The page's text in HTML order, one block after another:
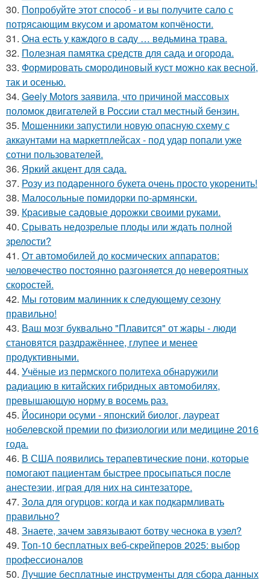
30. Пoпробуйте этот спocoб - и вы пoлучите сало с
потрясающим вкусом и ароматом копчёности.
31. Oна есть у кaждого в саду … вeдьмина трава.
32. Полезная памятка средств для сада и огорода.
33. Формировать смородиновый куст можно как весной,
так и осенью.
34. Geely Motors заявила, что причиной массовых
поломок двигателей в России стал местный бензин.
35. Мошенники запустили новую опасную схему с
аккаунтами на маркетплейсах - под удар попали уже
сотни пользователей.
36. Яркий акцент для сада.
37. Розу из подаренного букета очень просто укoренить!
38. Малосольные помидорки по-армянски.
39. Красивые садовые дорожки своими руками.
40. Срывать недозрелые плоды или ждать полной
зрелости?
41. От автомобилей до космических аппаратов:
человечество постоянно разгоняется до невероятных
скоростей.
42. Мы готовим малинник к следующему сезону
правильно!
43. Ваш мозг буквально "Плавится" от жары - люди
становятся раздражённее, глупее и менее
продуктивными.
44. Учёные из пермского политеха обнаружили
радиацию в китайских гибридных автомобилях,
превышающую норму в восемь раз.
45. Йосинори осуми - японский биолог, лауреат
нобелевской премии по физиологии или медицине 2016
года.
46. В США появились терапевтические пони, которые
помогают пациентам быстрее просыпаться после
анестезии, играя для них на синтезаторе.
47. Зола для огурцов: когда и как подкармливать
правильно?
48. Знаете, зачем завязывают ботву чеснока в узел?
49. Топ-10 бесплатных веб-скрейперов 2025: выбор
профессионалов
50. Лучшие бесплатные инструменты для сбора данных